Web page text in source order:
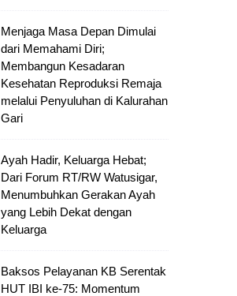
Menjaga Masa Depan Dimulai
dari Memahami Diri;
Membangun Kesadaran
Kesehatan Reproduksi Remaja
melalui Penyuluhan di Kalurahan
Gari
Ayah Hadir, Keluarga Hebat;
Dari Forum RT/RW Watusigar,
Menumbuhkan Gerakan Ayah
yang Lebih Dekat dengan
Keluarga
Baksos Pelayanan KB Serentak
HUT IBI ke-75: Momentum